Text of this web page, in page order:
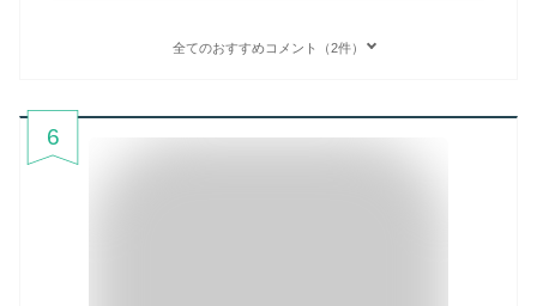
全てのおすすめコメント（2件）
6